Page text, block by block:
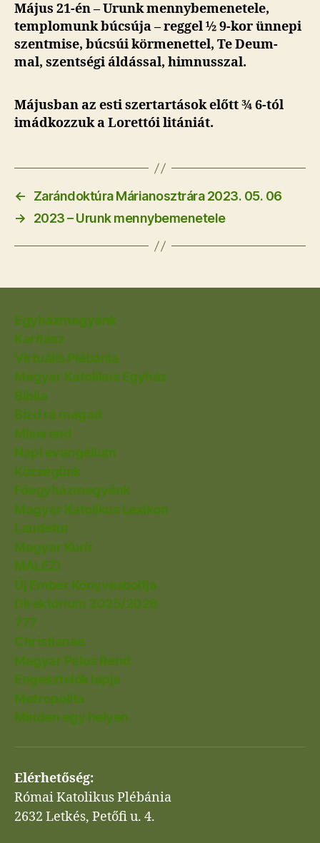
Május 21-én – Urunk mennybemenetele,
templomunk búcsúja – reggel ½ 9-kor ünnepi
szentmise, búcsúi körmenettel, Te Deum-
mal, szentségi áldással, himnusszal.
Májusban az esti szertartások előtt ¾ 6-tól
imádkozzuk a Lorettói litániát.
←
Zarándoktúra Márianosztrára 2023. 05. 06
→
2023 – Urunk mennybemenetele
Egyházmegyénk
Karitász
Virtuális Plébánia
Magyar Katolikus Egyház
Biblia
Bízd rá magad
Miserend
Napi evangélium
Községünk
Főegyházmegyénk
Magyar Katolikus Lexikon
Laudetur
Magyar Kurír
MALEZI
Új Ember Könyvesboltja
Direktórium 2025/2026
777
Christianae
Magyar Pálos Rend
Engesztelők lapja
Metropolita
Minden egy helyen
Elérhetőség:
Római Katolikus Plébánia
2632 Letkés, Petőfi u. 4.